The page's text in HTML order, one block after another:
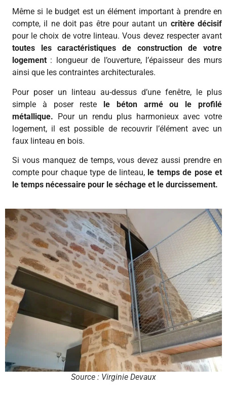
Même si le budget est un élément important à prendre en
compte, il ne doit pas être pour autant un critère décisif
pour le choix de votre linteau. Vous devez respecter avant
toutes les caractéristiques de construction de votre
logement : longueur de l’ouverture, l’épaisseur des murs
ainsi que les contraintes architecturales.
Pour poser un linteau au-dessus d’une fenêtre, le plus
simple à poser reste le béton armé ou le profilé
métallique. Pour un rendu plus harmonieux avec votre
logement, il est possible de recouvrir l’élément avec un
faux linteau en bois.
Si vous manquez de temps, vous devez aussi prendre en
compte pour chaque type de linteau, le temps de pose et
le temps nécessaire pour le séchage et le durcissement.
Source : Virginie Devaux